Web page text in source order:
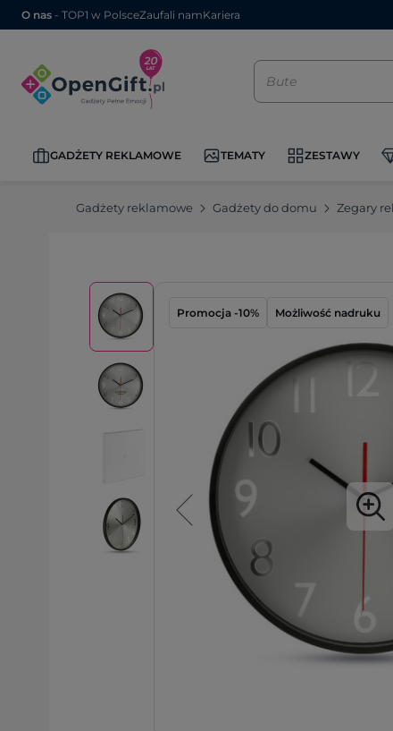
O nas - TOP1 w PolsceZaufali namKariera
GADŻETY REKLAMOWE TEMATY ZESTAWY
Gadżety reklamowe Gadżety do domu Zegary
Promocja -10% Możliwość nadruku